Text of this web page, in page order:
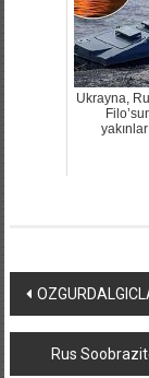
Ukrayna,
Yazı
dolaşımı
Rus